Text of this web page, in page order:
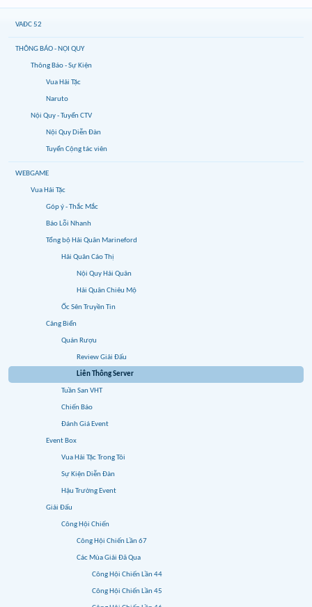
VAĐC 52
THÔNG BÁO - NỘI QUY
Thông Báo - Sự Kiện
Vua Hải Tặc
Naruto
Nội Quy - Tuyển CTV
Nội Quy Diễn Đàn
Tuyển Cộng tác viên
WEBGAME
Vua Hải Tặc
Góp ý - Thắc Mắc
Báo Lỗi Nhanh
Tổng bộ Hải Quân Marineford
Hải Quân Cáo Thị
Nội Quy Hải Quân
Hải Quân Chiêu Mộ
Ốc Sên Truyền Tin
Cảng Biển
Quán Rượu
Review Giải Đấu
Liên Thông Server
Tuần San VHT
Chiến Báo
Đánh Giá Event
Event Box
Vua Hải Tặc Trong Tôi
Sự Kiện Diễn Đàn
Hậu Trường Event
Giải Đấu
Công Hội Chiến
Công Hội Chiến Lần 67
Các Mùa Giải Đã Qua
Công Hội Chiến Lần 44
Công Hội Chiến Lần 45